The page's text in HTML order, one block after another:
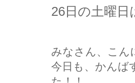
26日の土曜日
みなさん、こん
今日も、かんば